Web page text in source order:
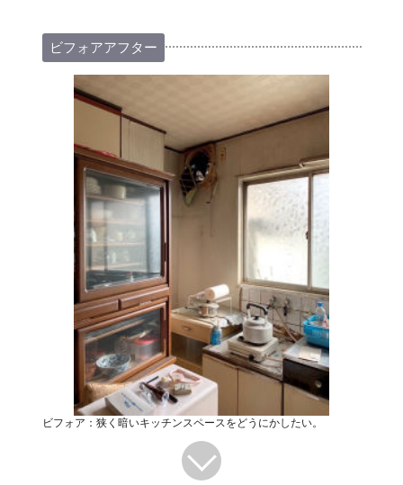
ビフォアアフター
ビフォア：狭く暗いキッチンスペースをどうにかしたい。